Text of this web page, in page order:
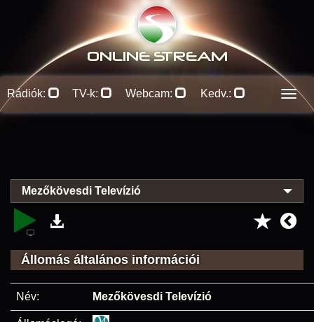
ONLINE STREAM
Rádiók: TV-k: Webcam: Kedv.:
Mezőkövesdi Televízió
Állomás általános információi
Név: Mezőkövesdi Televízió